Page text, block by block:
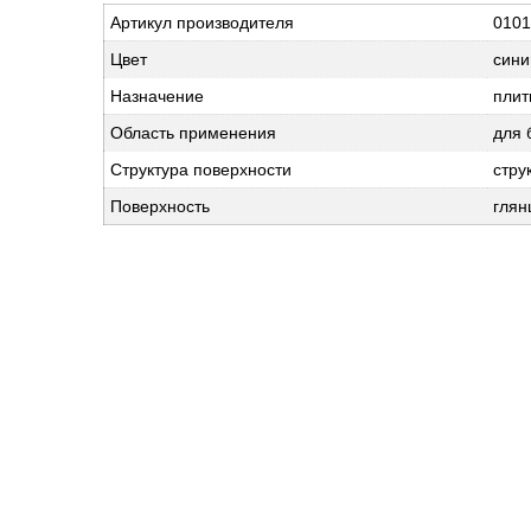
Артикул производителя
Цвет
Назначение
Область применения
для
Структура поверхности
Поверхность